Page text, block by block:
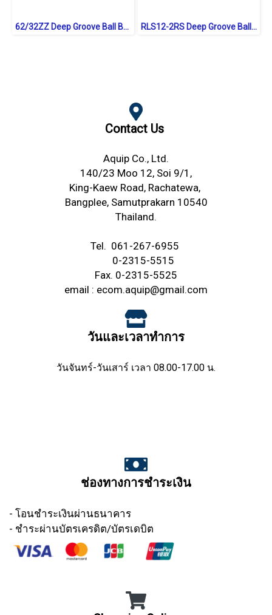
62/32ZZ Deep Groove Ball Bearings Shield Type RLS12-2RS Deep Groove Ball Bearings inch. Seal Type
Contact Us
Aquip Co., Ltd.
140/23 Moo 12, Soi 9/1,
King-Kaew Road, Rachatewa,
Bangplee, Samutprakarn 10540
Thailand.
Tel. 061-267-6955
0-2315-5515
Fax. 0-2315-5525
email : ecom.aquip@gmail.com
วันและเวลาทำการ
วันจันทร์-วันเสาร์ เวลา 08.00-17.00 น.
ช่องทางการชำระเงิน
- โอนชำระเงินผ่านธนาคาร
- ชำระผ่านบัตรเครดิต/บัตรเดบิต